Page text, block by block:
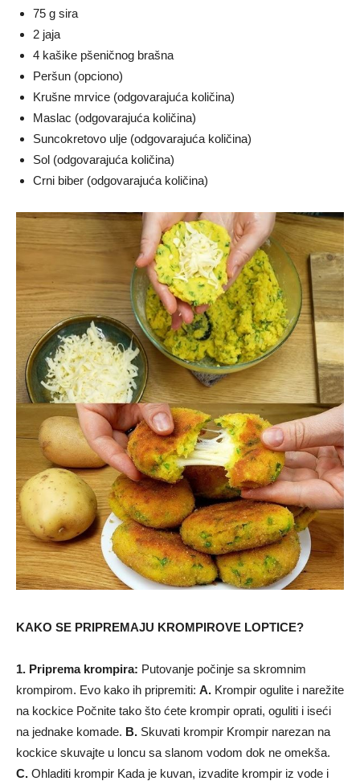
75 g sira
2 jaja
4 kašike pšeničnog brašna
Peršun (opciono)
Krušne mrvice (odgovarajuća količina)
Maslac (odgovarajuća količina)
Suncokretovo ulje (odgovarajuća količina)
Sol (odgovarajuća količina)
Crni biber (odgovarajuća količina)
KAKO SE PRIPREMAJU KROMPIROVE LOPTICE?
1. Priprema krompira: Putovanje počinje sa skromnim
krompirom. Evo kako ih pripremiti: A. Krompir ogulite i narežite
na kockice Počnite tako što ćete krompir oprati, oguliti i iseći
na jednake komade. B. Skuvati krompir Krompir narezan na
kockice skuvajte u loncu sa slanom vodom dok ne omekša.
C. Ohladiti krompir Kada je kuvan, izvadite krompir iz vode i